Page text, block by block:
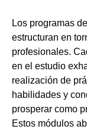
Los programas
estructuran en
profesionales.
en el estudio
realización de
habilidades y
prosperar como
Estos módulos